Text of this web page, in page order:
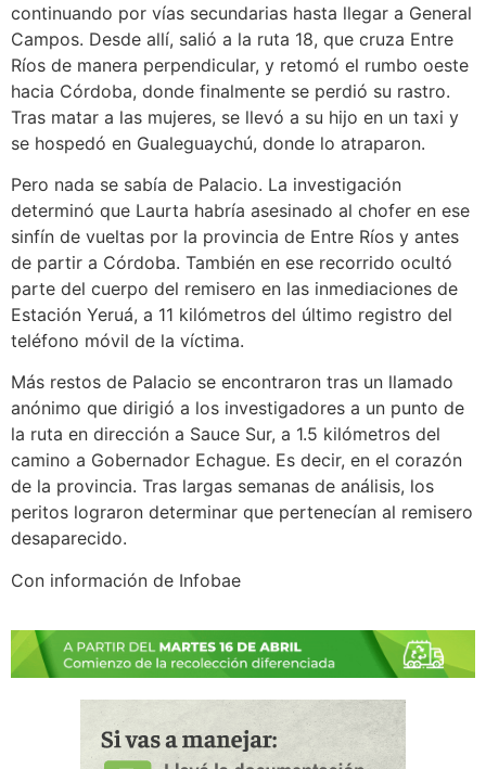
continuando por vías secundarias hasta llegar a General
Campos. Desde allí, salió a la ruta 18, que cruza Entre
Ríos de manera perpendicular, y retomó el rumbo oeste
hacia Córdoba, donde finalmente se perdió su rastro.
Tras matar a las mujeres, se llevó a su hijo en un taxi y
se hospedó en Gualeguaychú, donde lo atraparon.
Pero nada se sabía de Palacio. La investigación
determinó que Laurta habría asesinado al chofer en ese
sinfín de vueltas por la provincia de Entre Ríos y antes
de partir a Córdoba. También en ese recorrido ocultó
parte del cuerpo del remisero en las inmediaciones de
Estación Yeruá, a 11 kilómetros del último registro del
teléfono móvil de la víctima.
Más restos de Palacio se encontraron tras un llamado
anónimo que dirigió a los investigadores a un punto de
la ruta en dirección a Sauce Sur, a 1.5 kilómetros del
camino a Gobernador Echague. Es decir, en el corazón
de la provincia. Tras largas semanas de análisis, los
peritos lograron determinar que pertenecían al remisero
desaparecido.
Con información de Infobae